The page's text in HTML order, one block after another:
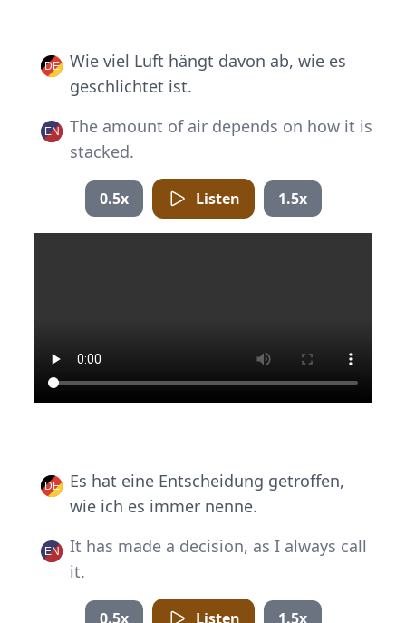
Wie viel Luft hängt davon ab, wie es
geschlichtet ist.
The amount of air depends on how it is
stacked.
0.5x Listen 1.5x
Es hat eine Entscheidung getroffen,
wie ich es immer nenne.
It has made a decision, as I always call
it.
0.5x Listen 1.5x